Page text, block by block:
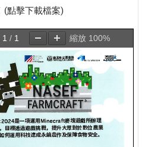
(點擊下載檔案)
1 / 1 縮放 100%